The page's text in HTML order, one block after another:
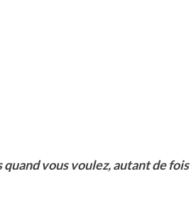
vous voulez, autant de fois